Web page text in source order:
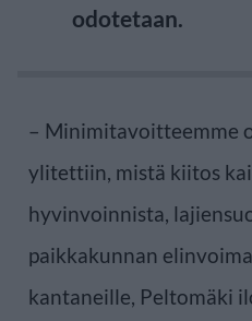
odotetaan.
– Minimitavoitteemme
ylitettiin, mistä kiitos
hyvinvoinnista,
paikkakunnan
kantaneille, Peltomäki